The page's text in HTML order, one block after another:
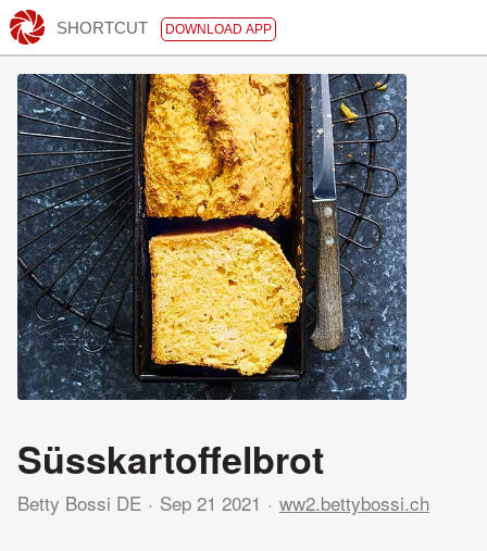
SHORTCUT DOWNLOAD APP
Süsskartoffelbrot
Betty Bossi DE Sep 21 2021 ww2.bettybossi.ch